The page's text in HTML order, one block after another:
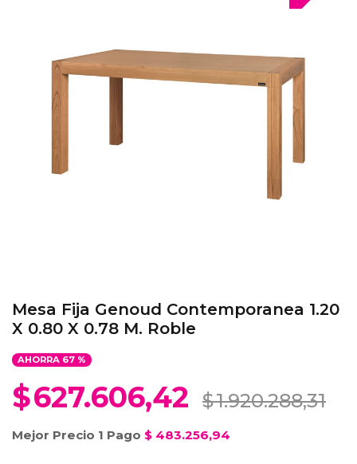
Mesa Fija Genoud Contemporanea 1.20
X 0.80 X 0.78 M. Roble
AHORRA 67%
$627.606,42 $1.920.288,31
Mejor Precio 1 Pago $ 483.256,94